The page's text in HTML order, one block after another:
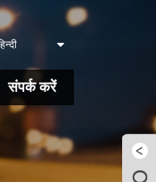
संपर्क करें